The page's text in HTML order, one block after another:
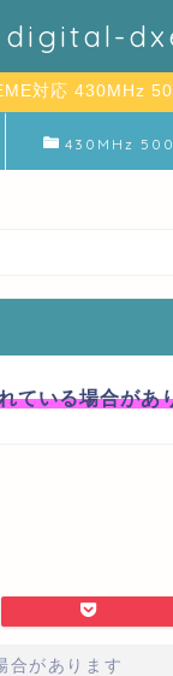
digital-
対応 430MHz
430MHz
ている場合があ
合があります